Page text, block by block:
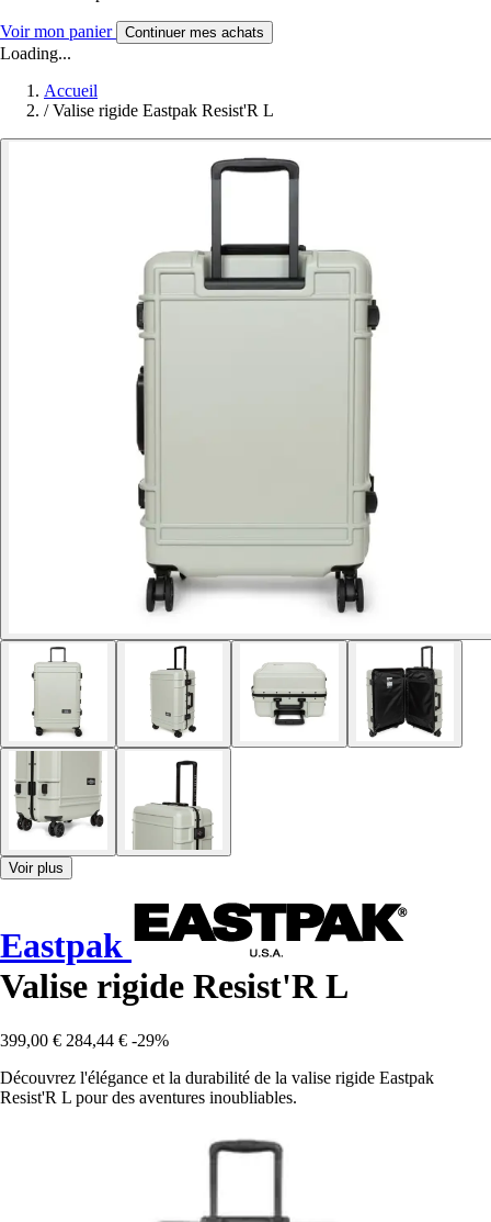
Voir mon panier Continuer mes achats
Loading...
Accueil
/ Valise rigide Eastpak Resist'R L
Voir plus
Eastpak
Valise rigide Resist'R L
399,00 € 284,44 € -29%
Découvrez l'élégance et la durabilité de la valise rigide Eastpak
Resist'R L pour des aventures inoubliables.